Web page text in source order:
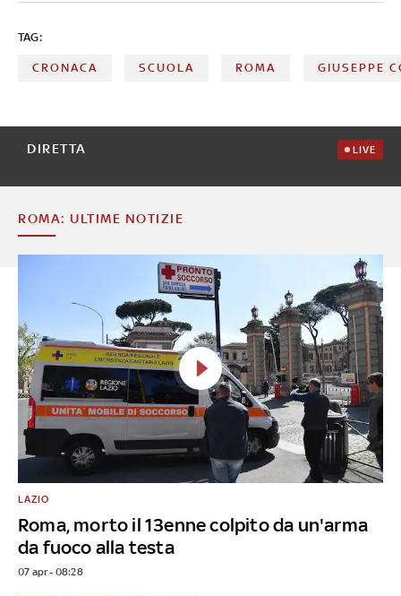
TAG:
CRONACA SCUOLA ROMA GIUSEPPE
DIRETTA LIVE
ROMA: ULTIME NOTIZIE
Roma, morto il 13enne colpito da un'arma
da fuoco alla testa
LAZIO
07 apr - 08:28